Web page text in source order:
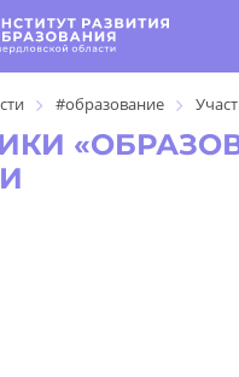
#образование